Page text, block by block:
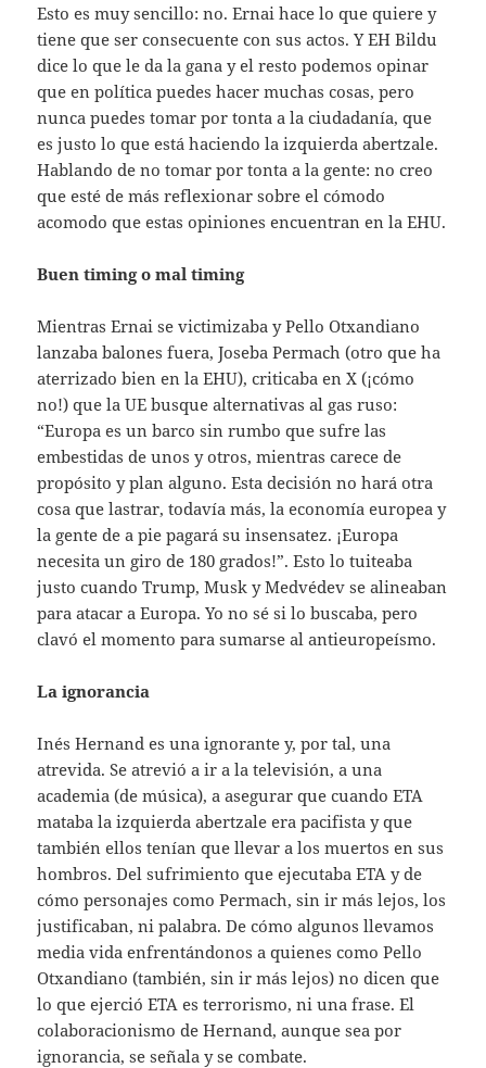
Esto es muy sencillo: no. Ernai hace lo que quiere y
tiene que ser consecuente con sus actos. Y EH Bildu
dice lo que le da la gana y el resto podemos opinar
que en política puedes hacer muchas cosas, pero
nunca puedes tomar por tonta a la ciudadanía, que
es justo lo que está haciendo la izquierda abertzale.
Hablando de no tomar por tonta a la gente: no creo
que esté de más reflexionar sobre el cómodo
acomodo que estas opiniones encuentran en la EHU.
Buen timing o mal timing
Mientras Ernai se victimizaba y Pello Otxandiano
lanzaba balones fuera, Joseba Permach (otro que ha
aterrizado bien en la EHU), criticaba en X (¡cómo
no!) que la UE busque alternativas al gas ruso:
“Europa es un barco sin rumbo que sufre las
embestidas de unos y otros, mientras carece de
propósito y plan alguno. Esta decisión no hará otra
cosa que lastrar, todavía más, la economía europea y
la gente de a pie pagará su insensatez. ¡Europa
necesita un giro de 180 grados!”. Esto lo tuiteaba
justo cuando Trump, Musk y Medvédev se alineaban
para atacar a Europa. Yo no sé si lo buscaba, pero
clavó el momento para sumarse al antieuropeísmo.
La ignorancia
Inés Hernand es una ignorante y, por tal, una
atrevida. Se atrevió a ir a la televisión, a una
academia (de música), a asegurar que cuando ETA
mataba la izquierda abertzale era pacifista y que
también ellos tenían que llevar a los muertos en sus
hombros. Del sufrimiento que ejecutaba ETA y de
cómo personajes como Permach, sin ir más lejos, los
justificaban, ni palabra. De cómo algunos llevamos
media vida enfrentándonos a quienes como Pello
Otxandiano (también, sin ir más lejos) no dicen que
lo que ejerció ETA es terrorismo, ni una frase. El
colaboracionismo de Hernand, aunque sea por
ignorancia, se señala y se combate.